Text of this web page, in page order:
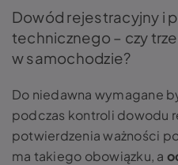
Dowód rejestracyjny i
technicznego – czy
w samochodzie?
Do niedawna wymagane
podczas kontroli dowodu
potwierdzenia ważności
ma takiego obowiązku, a